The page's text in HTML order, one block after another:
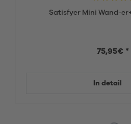
Satisfyer Mini Wand-
75,95€ *
In detail